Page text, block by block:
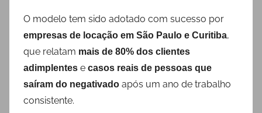
O modelo tem sido adotado com sucesso por
empresas de locação em São Paulo e Curitiba,
que relatam mais de 80% dos clientes
adimplentes e casos reais de pessoas que
saíram do negativado após um ano de trabalho
consistente.